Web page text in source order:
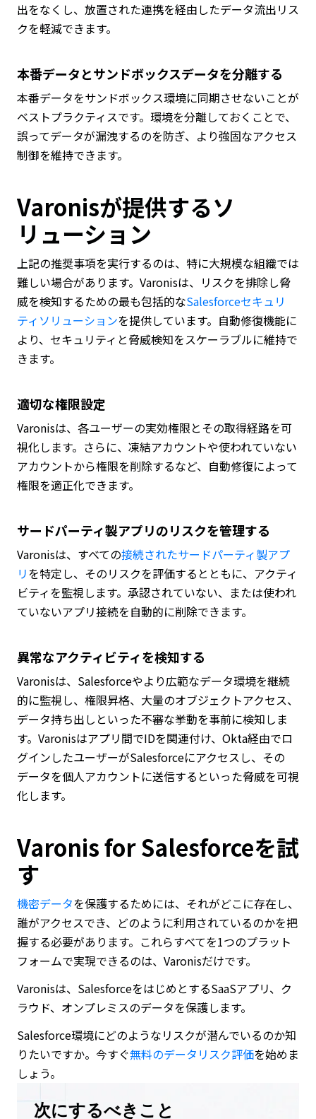
出をなくし、放置された連携を経由したデータ流出リス
クを軽減できます。
本番データとサンドボックスデータを分離する
本番データをサンドボックス環境に同期させないことが
ベストプラクティスです。環境を分離しておくことで、
誤ってデータが漏洩するのを防ぎ、より強固なアクセス
制御を維持できます。
Varonisが提供するソ
リューション
上記の推奨事項を実行するのは、特に大規模な組織では
難しい場合があります。Varonisは、リスクを排除し脅
威を検知するための最も包括的なSalesforceセキュリ
ティソリューションを提供しています。自動修復機能に
より、セキュリティと脅威検知をスケーラブルに維持で
きます。
適切な権限設定
Varonisは、各ユーザーの実効権限とその取得経路を可
視化します。さらに、凍結アカウントや使われていない
アカウントから権限を削除するなど、自動修復によって
権限を適正化できます。
サードパーティ製アプリのリスクを管理する
Varonisは、すべての接続されたサードパーティ製アプ
リを特定し、そのリスクを評価するとともに、アクティ
ビティを監視します。承認されていない、または使われ
ていないアプリ接続を自動的に削除できます。
異常なアクティビティを検知する
Varonisは、Salesforceやより広範なデータ環境を継続
的に監視し、権限昇格、大量のオブジェクトアクセス、
データ持ち出しといった不審な挙動を事前に検知しま
す。Varonisはアプリ間でIDを関連付け、Okta経由でロ
グインしたユーザーがSalesforceにアクセスし、その
データを個人アカウントに送信するといった脅威を可視
化します。
Varonis for Salesforceを試
す
機密データを保護するためには、それがどこに存在し、
誰がアクセスでき、どのように利用されているのかを把
握する必要があります。これらすべてを1つのプラット
フォームで実現できるのは、Varonisだけです。
Varonisは、SalesforceをはじめとするSaaSアプリ、ク
ラウド、オンプレミスのデータを保護します。
Salesforce環境にどのようなリスクが潜んでいるのか知
りたいですか。今すぐ無料のデータリスク評価を始めま
しょう。
次にするべきこと